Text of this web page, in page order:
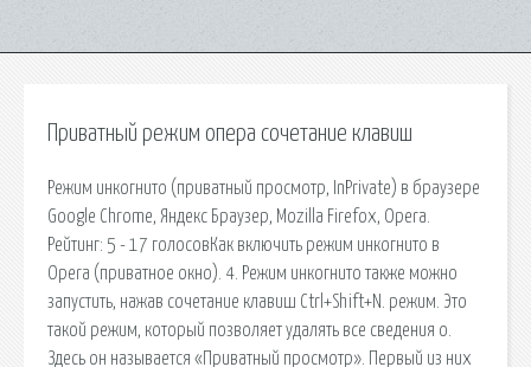
Приватный режим опера сочетание клавиш
Режим инкогнито (приватный просмотр, InPrivate) в браузере
Google Chrome, Яндекс Браузер, Mozilla Firefox, Opera.
Рейтинг: 5 - 17 голосовКак включить режим инкогнито в
Opera (приватное окно). 4. Режим инкогнито также можно
запустить, нажав сочетание клавиш Ctrl+Shift+N. режим. Это
такой режим, который позволяет удалять все сведения о.
Здесь он называется «Приватный просмотр». Первый из них